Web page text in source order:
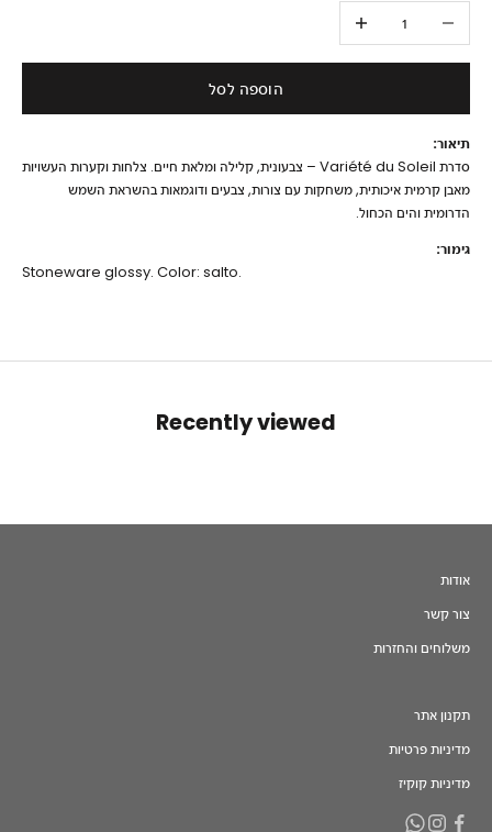
הגדלת הכמות
הוספה לסל
תיאור:
סדרת Variété du Soleil – צבעונית, קלילה ומלאת חיים. צלחות וקערות העשויות
מאבן קרמית איכותית, משחקות עם צורות, צבעים ודוגמאות בהשראת השמש
הדרומית והים הכחול.
גימור:
Stoneware glossy. Color: salto.
Recently viewed
אודות
צור קשר
משלוחים והחזרות
תקנון אתר
מדיניות פרטיות
מדיניות קוקיז